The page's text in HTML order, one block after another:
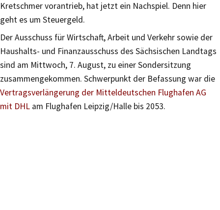
Kretschmer vorantrieb, hat jetzt ein Nachspiel. Denn hier
geht es um Steuergeld.
Der Ausschuss für Wirtschaft, Arbeit und Verkehr sowie der
Haushalts- und Finanzausschuss des Sächsischen Landtags
sind am Mittwoch, 7. August, zu einer Sondersitzung
zusammengekommen. Schwerpunkt der Befassung war die
Vertragsverlängerung der Mitteldeutschen Flughafen AG
mit DHL am Flughafen Leipzig/Halle bis 2053.